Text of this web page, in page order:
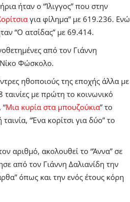
ήταν ο “Ίλιγγος” που στην
για φίλημα” με 619.236. Ενώ
“Ο ατσίδας” με 69.414.
από τον Γιάννη
Νίκο Φώσκολο.
ηθοποιούς της εποχής άλλα με
με πρώτη το κοινωνικό
Μια κυρία στα μπουζούκια” το
“Ένα κορίτσι για δύο” το
αριθμό, ακολουθεί το “Άννα” σε
από τον Γιάννη Δαλιανίδη την
όπως και την ενός έτους κόρη